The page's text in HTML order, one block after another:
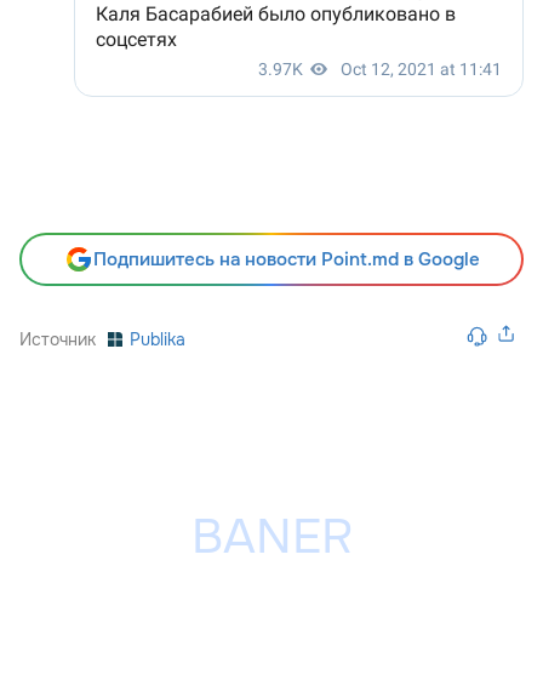
Подпишитесь на новости Point.md в Google
Источник Publika